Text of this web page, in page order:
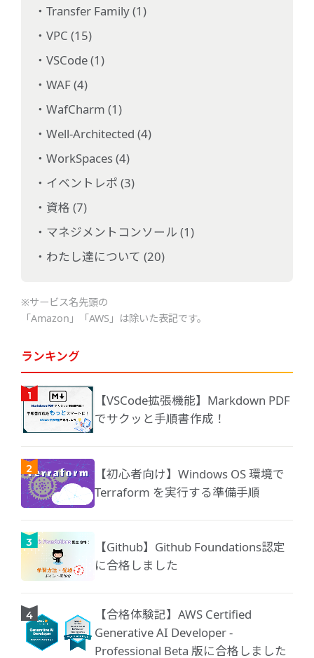
Transfer Family (1)
VPC (15)
VSCode (1)
WAF (4)
WafCharm (1)
Well-Architected (4)
WorkSpaces (4)
イベントレポ (3)
資格 (7)
マネジメントコンソール (1)
わたし達について (20)
※サービス名先頭の
「Amazon」「AWS」は除いた表記です。
ランキング
【VSCode拡張機能】Markdown PDF
でサクッと手順書作成！
【初心者向け】Windows OS 環境で
Terraform を実行する準備手順
【Github】Github Foundations認定
に合格しました
【合格体験記】AWS Certified
Generative AI Developer -
Professional Beta 版に合格しました